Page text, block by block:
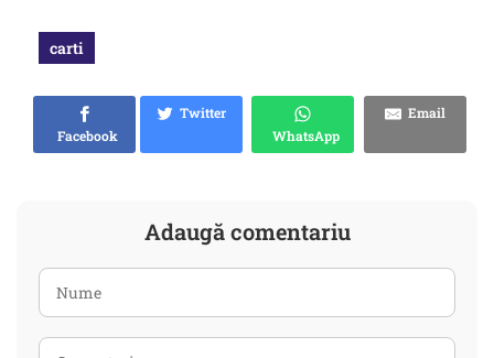
carti
Facebook
Twitter
WhatsApp
Email
Adaugă comentariu